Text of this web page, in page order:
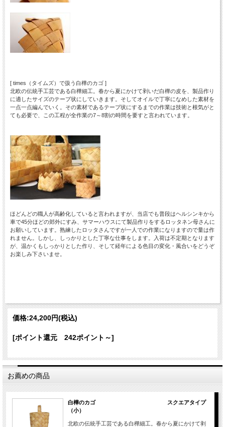
[ times（タイムズ）で扱う白樺のカゴ ]
北欧の伝統手工芸である白樺細工。春から夏にかけて剥いだ白樺の皮を、製品作り
に適したサイズのテープ状にしていきます。そしてオイルで丁寧になめした素材を
一点一点編んでいく。その素材であるテープ状にするまでの作業は技術と根気がと
ても必要で、この工程が全作業の7～8割の時間を要すと言われています。
ほどんどの職人が高齢化していると言われますが、当店でも普段はヘルシンキから
車で45分ほどの郊外にすみ、サマーハウスにて製品作りをするロッタネン母さんに
お願いしています。熟練したロッタさんですが一人での作業になりますので量は作
れません。しかし、しっかりとした丁寧な仕事をします。入荷は不定期となります
が、温かくもしっかりとした作り、そして経年による色目の変化・風合いをどうぞ
お楽しみ下さいませ。
価格:24,200円(税込)
[ポイント還元 242ポイント～]
お薦めの商品
白樺のカゴ スクエアタイプ
（小）
北欧の伝統手工芸である白樺細工。春から夏にかけて剥